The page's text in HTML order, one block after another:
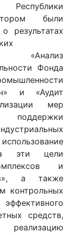
были
результатах
«Анализ
Фонда
и «Аудит
мер
поддержки
эти цели
и
а также
контрольных
средств,